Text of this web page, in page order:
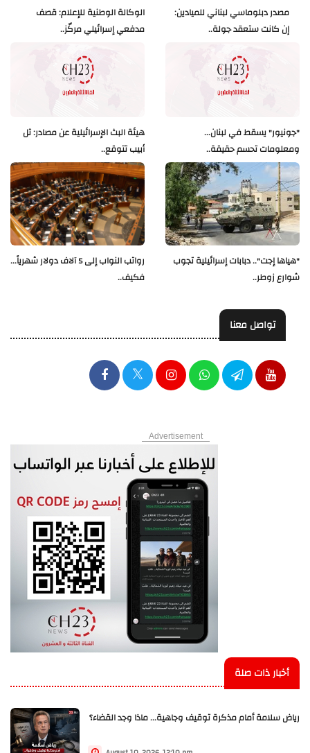
الوكالة الوطنية للإعلام: قصف
مدفعي إسرائيلي مركّز..
مصدر دبلوماسي لبناني للميادين:
إن كانت ستعقد جولة..
هيئة البث الإسرائيلية عن مصادر: تل
أبيب تتوقع..
"جونيور" يسقط في لبنان...
ومعلومات تحسم حقيقة..
رواتب النواب إلى 5 آلاف دولار شهرياً...
فكيف..
"هياها إجت".. دبابات إسرائيلية تجوب
شوارع زوطر..
تواصل معنا
Advertisement
أخبار ذات صلة
رياض سلامة أمام مذكرة توقيف وجاهية... ماذا وجد القضاء؟